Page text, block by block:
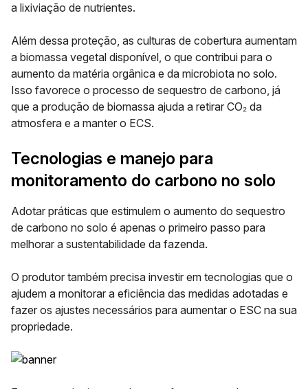
a lixiviação de nutrientes.
Além dessa proteção, as culturas de cobertura aumentam
a biomassa vegetal disponível, o que contribui para o
aumento da matéria orgânica e da microbiota no solo.
Isso favorece o processo de sequestro de carbono, já
que a produção de biomassa ajuda a retirar CO₂ da
atmosfera e a manter o ECS.
Tecnologias e manejo para
monitoramento do carbono no solo
Adotar práticas que estimulem o aumento do sequestro
de carbono no solo é apenas o primeiro passo para
melhorar a sustentabilidade da fazenda.
O produtor também precisa investir em tecnologias que o
ajudem a monitorar a eficiência das medidas adotadas e
fazer os ajustes necessários para aumentar o ESC na sua
propriedade.